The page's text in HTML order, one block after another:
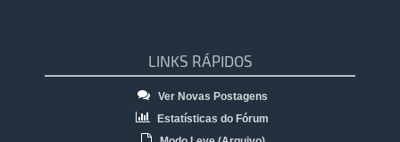
LINKS RÁPIDOS
Ver Novas Postagens
Estatísticas do Fórum